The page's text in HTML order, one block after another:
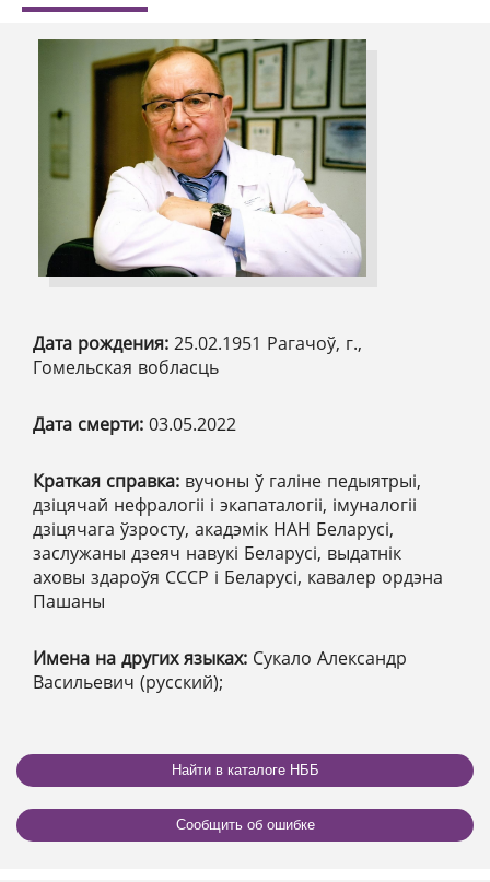
Дата рождения: 25.02.1951 Рагачоў, г.,
Гомельская вобласць
Дата смерти: 03.05.2022
Краткая справка: вучоны ў галіне педыятрыі,
дзіцячай нефралогіі і экапаталогіі, імуналогіі
дзіцячага ўзросту, акадэмік НАН Беларусі,
заслужаны дзеяч навукі Беларусі, выдатнік
аховы здароўя СССР і Беларусі, кавалер ордэна
Пашаны
Имена на других языках: Сукало Александр
Васильевич (русский);
Найти в каталоге НББ
Сообщить об ошибке